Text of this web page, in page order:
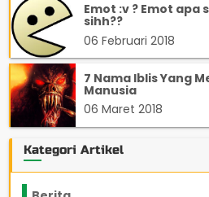
Emot :v ? Emot apa
sihh??
06 Februari 2018
7 Nama Iblis Yang
Manusia
06 Maret 2018
Kategori Artikel